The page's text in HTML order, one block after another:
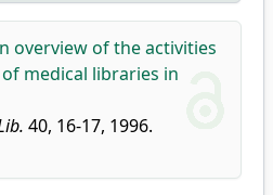
overview of the activities
medical libraries in
40, 16-17, 1996.